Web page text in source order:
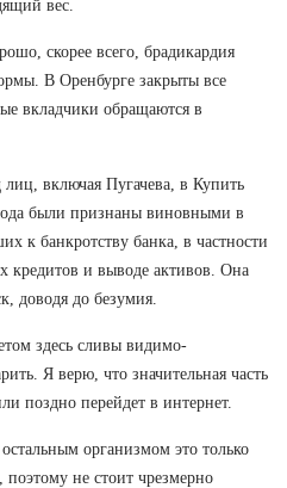
вес.
скорее всего, брадикардия
В Оренбурге закрыты все
вкладчики обращаются в
включая Пугачева, в Купить
были признаны виновными в
к банкротству банка, в частности
кредитов и выводе активов. Она
доводя до безумия.
здесь сливы видимо-
Я верю, что значительная часть
поздно перейдет в интернет.
организмом это только
не стоит чрезмерно